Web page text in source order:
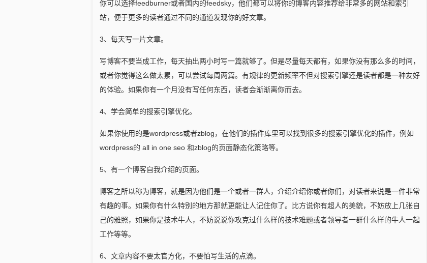
你可以选择feedburner或者国内的feedsky，他们都可以将你的博客内容推荐给非常多的网站和索引
站，便于更多的读者通过不同的通道发现你的好文章。
3、每天写一片文章。
写博客不要当成工作，每天抽出两小时写一篇就够了。但是尽量每天都有，如果你没有那么多的时间，
或者你觉得这么做太累，可以尝试每周两篇。有规律的更新频率不但对搜索引擎还是读者都是一种友好
的体验。如果你有一个月没有写任何东西，读者会渐渐离你而去。
4、学会简单的搜索引擎优化。
如果你使用的是wordpress或者zblog，在他们的插件库里可以找到很多的搜索引擎优化的插件，例如
wordpress的 all in one seo 和zblog的页面静态化策略等。
5、有一个博客自我介绍的页面。
博客之所以称为博客，就是因为他们是一个或者一群人，介绍介绍你或者你们，对读者来说是一件非常
有趣的事。如果你有什么特别的地方那就更能让人记住你了。比方说你有超人的美貌，不妨放上几张自
己的雅照，如果你是技术牛人，不妨说说你攻克过什么样的技术难题或者领导者一群什么样的牛人一起
工作等等。
6、文章内容不要太官方化，不要怕写生活的点滴。